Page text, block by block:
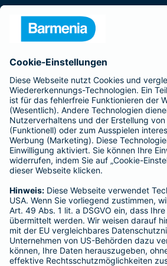
Barmenia ist Teil der
BELIEBTE SEITEN
Kranken-
Tierversicherungen
Adresse ändern
Schaden melden
Serviceübersicht